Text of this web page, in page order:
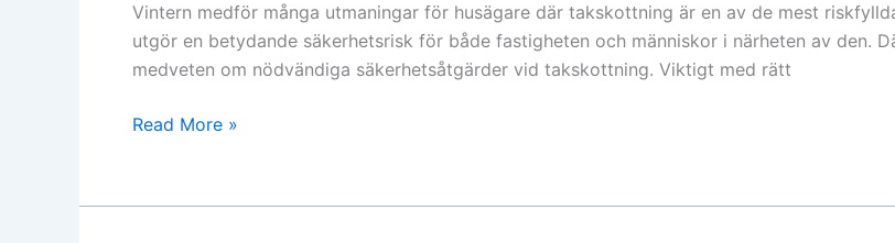
Vintern medför många utmaningar för husägare där takskottning är en av de mest
utgör en betydande säkerhetsrisk för både fastigheten och människor i närheten av
medveten om nödvändiga säkerhetsåtgärder vid takskottning. Viktigt med rätt
Read More »